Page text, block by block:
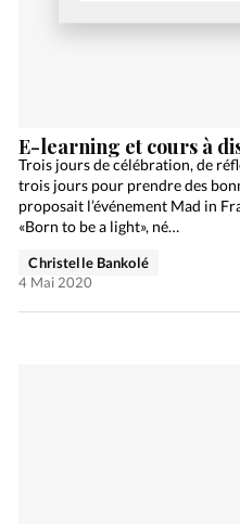
E-learning et cours à
Trois jours de célébration, de
trois jours pour prendre des
proposait l’événement Mad in
«Born to be a light», né…
Christelle Bankolé
4 Mai 2020